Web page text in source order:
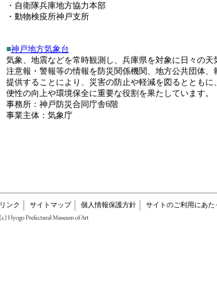
・自衛隊兵庫地方協力本部
・動物検疫所神戸支所
■神戸地方気象台
気象、地震などを常時観測し、兵庫県を対象に日々の天
注意報・警報等の情報を防災関係機関、地方公共団体、
提供することにより、災害の防止や軽減を図るとともに、
便性の向上や環境保全に重要な役割を果たしています。
事務所：神戸防災合同庁舎6階
事業主体：気象庁
リンク サイトマップ 個人情報保護方針 サイトのご利用にあた